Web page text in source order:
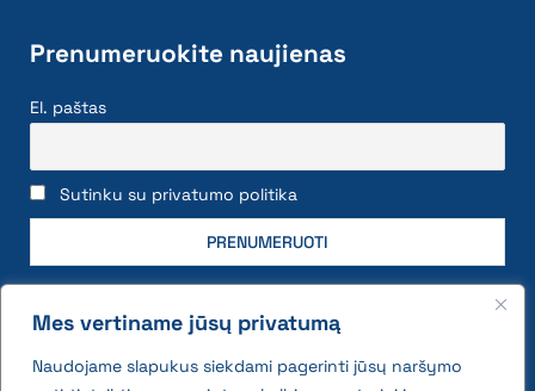
Mes vertiname jūsų privatumą
Naudojame slapukus siekdami pagerinti jūsų naršymo
Prenumeruokite naujienas
El. paštas
Sutinku su privatumo politika